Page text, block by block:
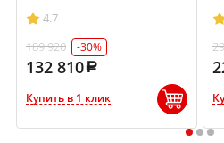
черный/стекло прозрачное
4.7
189 920
-30%
132 810
Купить в 1 клик
1 2 3